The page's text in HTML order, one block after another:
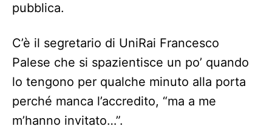
pubblica.
C’è il segretario di UniRai Francesco
Palese che si spazientisce un po’ quando
lo tengono per qualche minuto alla porta
perché manca l’accredito, “ma a me
m’hanno invitato…”.